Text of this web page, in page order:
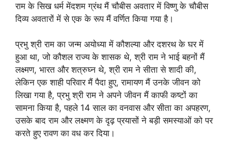
राम के सिख धर्म मेंदशम ग्रंथ मैं चौबीस अवतार में विष्णु के चौबीस
दिव्य अवतारों में से एक के रूप मैं वर्णित किया गया है।
प्रभु श्री राम का जन्म अयोध्या में कौशल्या और दशरथ के घर में
हुआ था, जो कौशल राज्य के शासक थे, श्री राम ने भाई बहनों मैं
लक्ष्मण, भारत और शत्रुघ्न थे, श्री राम ने सीता से शादी की,
लेकिन एक शाही परिवार मैं पैदा हुए, रामायण मैं उनके जीवन को
लिखा गया है, प्रभु श्री राम ने अपने जीवन मैं काफी कष्टों का
सामना किया है, पहले 14 साल का वनवास और सीता का अपहरण,
उसके बाद राम और लक्ष्मण के दृढ़ प्रयासों ने बड़ी समस्याओं को पर
करते हुए रावण का वध कर दिया।